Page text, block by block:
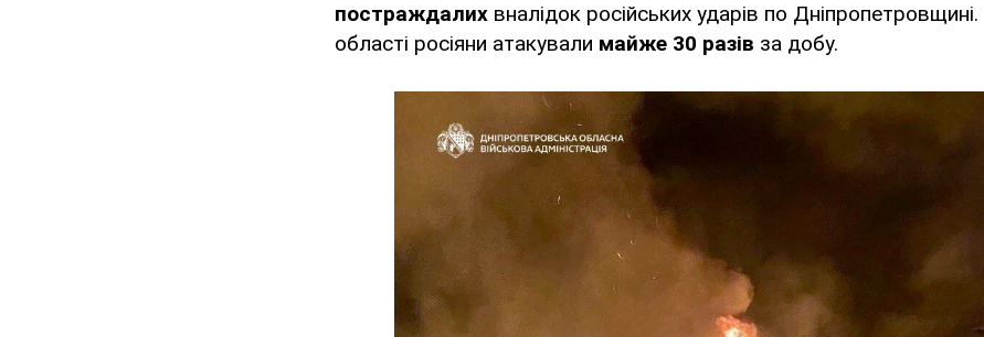
постраждалих вналідок російських ударів по Дніпропетровщині.
області росіяни атакували майже 30 разів за добу.